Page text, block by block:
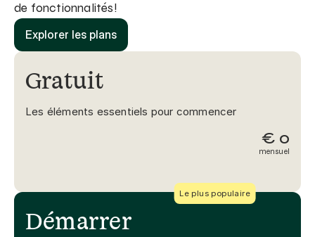
de fonctionnalités!
Explorer les plans
Gratuit
Les éléments essentiels pour commencer
€ 0
mensuel
Démarrer
Le plus populaire